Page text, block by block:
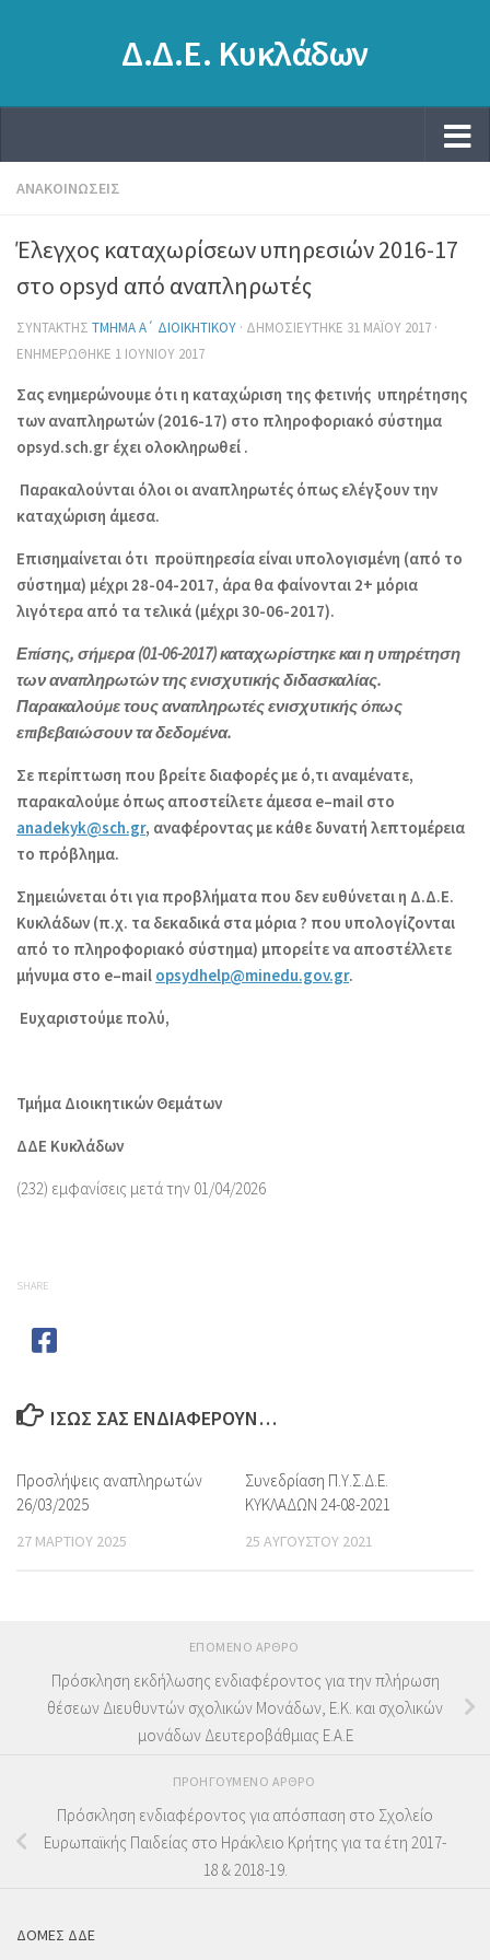
Δ.Δ.Ε. Κυκλάδων
ΑΝΑΚΟΙΝΏΣΕΙΣ
Έλεγχος καταχωρίσεων υπηρεσιών 2016-17
στο opsyd από αναπληρωτές
ΣΥΝΤΆΚΤΗΣ ΤΜΉΜΑ Α΄ ΔΙΟΙΚΗΤΙΚΟΎ · ΔΗΜΟΣΙΕΎΤΗΚΕ 31 ΜΑΪ́ΟΥ 2017 ·
ΕΝΗΜΕΡΏΘΗΚΕ 1 ΙΟΥΝΊΟΥ 2017
Σας ενημερώνουμε ότι η καταχώριση της φετινής υπηρέτησης
των αναπληρωτών (2016-17) στο πληροφοριακό σύστημα
opsyd.sch.gr έχει ολοκληρωθεί .
Παρακαλούνται όλοι οι αναπληρωτές όπως ελέγξουν την
καταχώριση άμεσα.
Επισημαίνεται ότι προϋπηρεσία είναι υπολογισμένη (από το
σύστημα) μέχρι 28-04-2017, άρα θα φαίνονται 2+ μόρια
λιγότερα από τα τελικά (μέχρι 30-06-2017).
Επίσης, σήμερα (01-06-2017) καταχωρίστηκε και η υπηρέτηση
των αναπληρωτών της ενισχυτικής διδασκαλίας.
Παρακαλούμε τους αναπληρωτές ενισχυτικής όπως
επιβεβαιώσουν τα δεδομένα.
Σε περίπτωση που βρείτε διαφορές με ό,τι αναμένατε,
παρακαλούμε όπως αποστείλετε άμεσα e–mail στο
anadekyk@sch.gr, αναφέροντας με κάθε δυνατή λεπτομέρεια
το πρόβλημα.
Σημειώνεται ότι για προβλήματα που δεν ευθύνεται η Δ.Δ.Ε.
Κυκλάδων (π.χ. τα δεκαδικά στα μόρια ? που υπολογίζονται
από το πληροφοριακό σύστημα) μπορείτε να αποστέλλετε
μήνυμα στο e–mail opsydhelp@minedu.gov.gr.
Ευχαριστούμε πολύ,
Τμήμα Διοικητικών Θεμάτων
ΔΔΕ Κυκλάδων
(232) εμφανίσεις μετά την 01/04/2026
SHARE
ΊΣΩΣ ΣΑΣ ΕΝΔΙΑΦΈΡΟΥΝ…
Προσλήψεις αναπληρωτών
26/03/2025
27 ΜΑΡΤΊΟΥ 2025
Συνεδρίαση Π.Υ.Σ.Δ.Ε.
ΚΥΚΛΑΔΩΝ 24-08-2021
25 ΑΥΓΟΎΣΤΟΥ 2021
ΕΠΌΜΕΝΟ ΆΡΘΡΟ
Πρόσκληση εκδήλωσης ενδιαφέροντος για την πλήρωση
θέσεων Διευθυντών σχολικών Μονάδων, Ε.Κ. και σχολικών
μονάδων Δευτεροβάθμιας Ε.Α.Ε
ΠΡΟΗΓΟΎΜΕΝΟ ΆΡΘΡΟ
Πρόσκληση ενδιαφέροντος για απόσπαση στο Σχολείο
Ευρωπαϊκής Παιδείας στο Ηράκλειο Κρήτης για τα έτη 2017-
18 & 2018-19.
ΔΟΜΕΣ ΔΔΕ